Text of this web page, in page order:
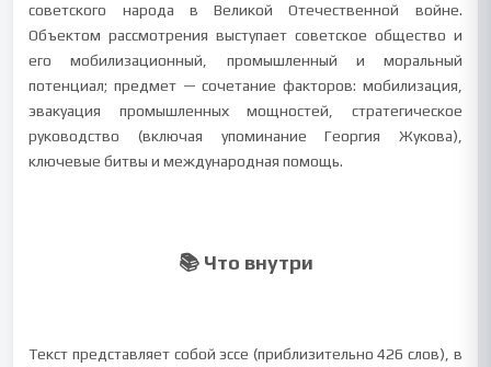
советского народа в Великой Отечественной войне.
Объектом рассмотрения выступает советское общество и
его мобилизационный, промышленный и моральный
потенциал; предмет — сочетание факторов: мобилизация,
эвакуация промышленных мощностей, стратегическое
руководство (включая упоминание Георгия Жукова),
ключевые битвы и международная помощь.
📚 Что внутри
Текст представляет собой эссе (приблизительно 426 слов), в